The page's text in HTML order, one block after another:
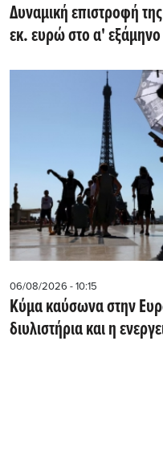
Δυναμική επιστροφή
εκ. ευρώ στο α'
06/08/2026 - 10:15
Κύμα καύσωνα στην
διυλιστήρια και η